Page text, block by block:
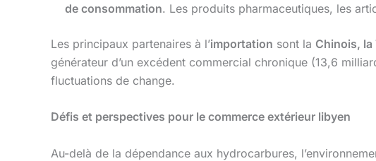
de consommation. Les produits pharmaceutiques, les
Les principaux partenaires à l’importation sont la Chinois, la
générateur d’un excédent commercial chronique (13,6
fluctuations de change.
Défis et perspectives pour le commerce extérieur libyen
Au-delà de la dépendance aux hydrocarbures,